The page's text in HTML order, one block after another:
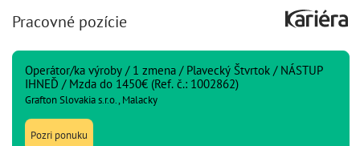
Pracovné pozície
Operátor/ka výroby / 1 zmena / Plavecký Štvrtok / NÁSTUP
IHNEĎ / Mzda do 1450€ (Ref. č.: 1002862)
Grafton Slovakia s.r.o., Malacky
Pozri ponuku